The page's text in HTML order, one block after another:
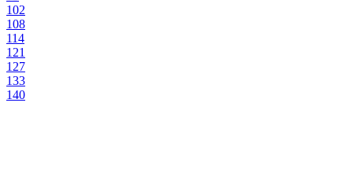
102
108
114
121
127
133
140